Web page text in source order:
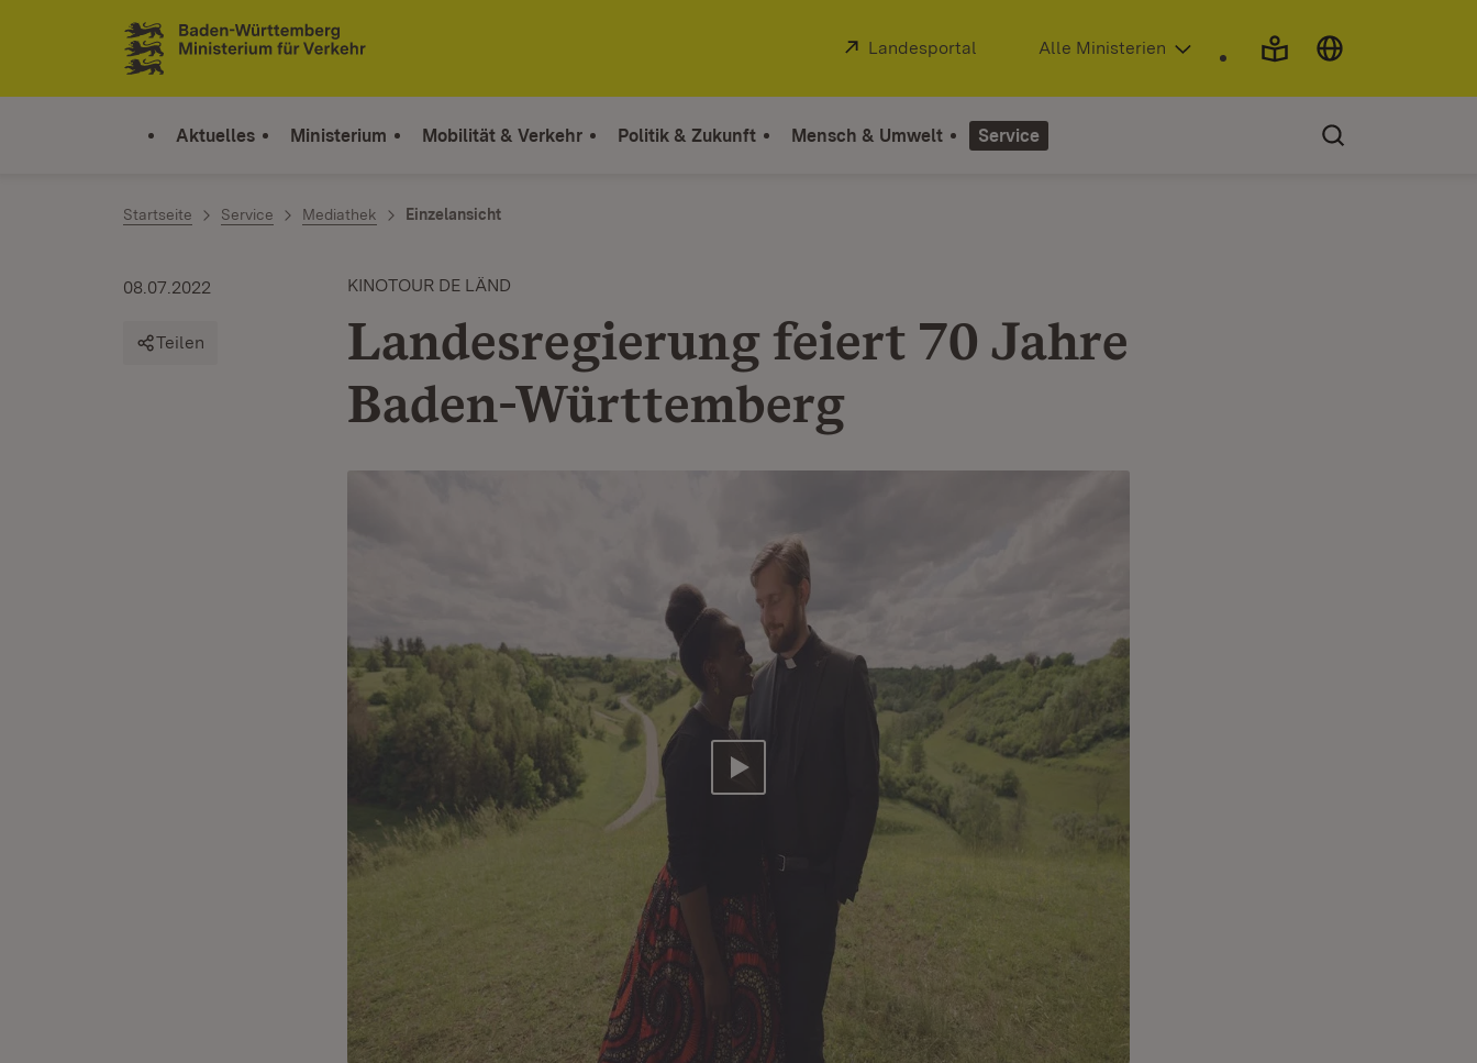
Zum Inhalt springen
Link zur Startseite
Extern:
Landesportal (Öffnet in neuem Fenster)
Alle Ministerien
Aktuelles Ministerium Mobilität & Verkehr Politik & Zukunft Mensch & Umwelt Service
Startseite Service Mediathek Einzelansicht
KINOTOUR DE LÄND
Landesregierung feiert 70 Jahre
Baden-Württemberg
08.07.2022
Teilen
Video abspielen